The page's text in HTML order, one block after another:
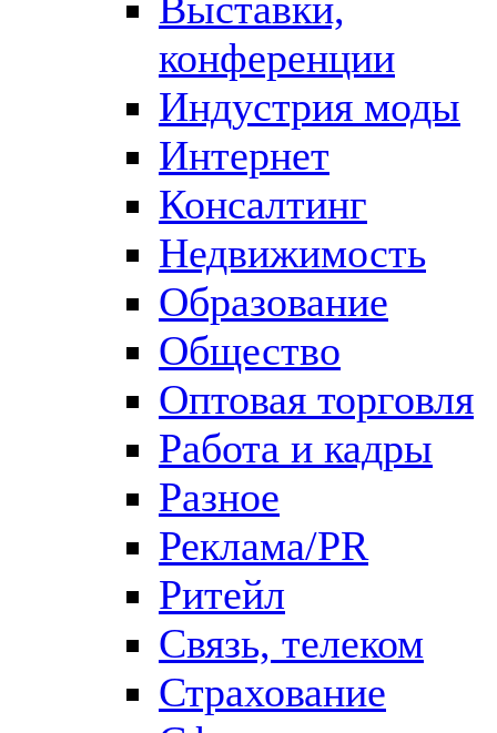
конференции
Индустрия моды
Интернет
Консалтинг
Недвижимость
Образование
Общество
Оптовая торговля
Работа и кадры
Разное
Реклама/PR
Ритейл
Связь, телеком
Страхование